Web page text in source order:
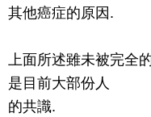
其他癌症的原因.
上面所述雖未被完全
是目前大部份人
的共識.